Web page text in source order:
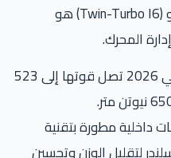
ما زال محرك الـ 3.0 لتر ثنائي التيربو (Twin-Turbo I6) هو
المحرك.
نسخة Competition في 2026 تصل قوتها إلى 523
داخلية مطورة بتقنية
لتقليل الوزن وتحسين